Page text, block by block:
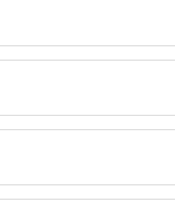
Vigan
–